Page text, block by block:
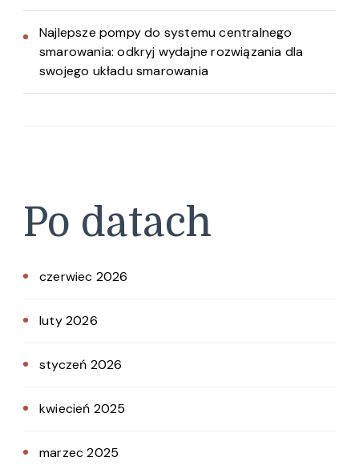
Najlepsze pompy do systemu centralnego
smarowania: odkryj wydajne rozwiązania dla
swojego układu smarowania
Po datach
czerwiec 2026
luty 2026
styczeń 2026
kwiecień 2025
marzec 2025